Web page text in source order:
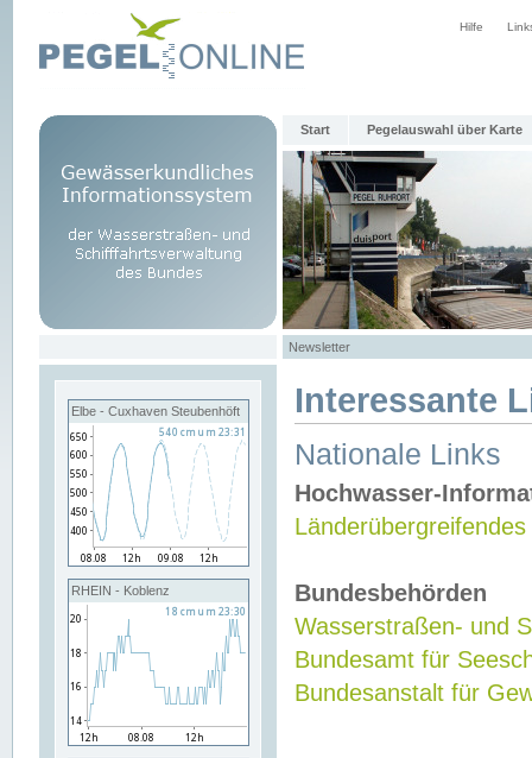
Hilfe
Start Pegelauswahl über Karte
Newsletter
Elbe - Cuxhaven Steubenhöft
RHEIN - Koblenz
Interessante
Nationale Links
Hochwasser-
Bundesbehörden
Wasserstraßen- und
Bundesamt für
Bundesanstalt für